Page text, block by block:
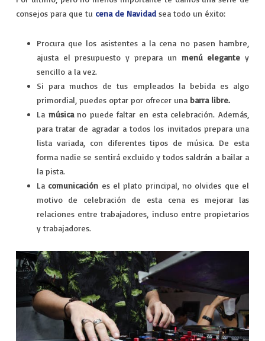
consejos para que tu cena de Navidad sea todo un éxito:
Procura que los asistentes a la cena no pasen hambre,
ajusta el presupuesto y prepara un menú elegante y
sencillo a la vez.
Si para muchos de tus empleados la bebida es algo
primordial, puedes optar por ofrecer unabarra libre.
La músicano puede faltar en esta celebración. Además,
para tratar de agradar a todos los invitados prepara una
lista variada, con diferentes tipos de música. De esta
forma nadie se sentirá excluido y todos saldrán a bailar a
la pista.
La comunicación es el plato principal, no olvides que el
motivo de celebración de esta cena es mejorar las
relaciones entre trabajadores, incluso entre propietarios
y trabajadores.